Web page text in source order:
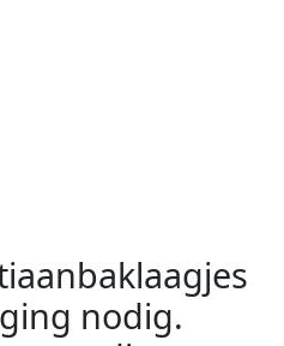
nodig.